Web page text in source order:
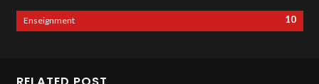
Enseignment 10